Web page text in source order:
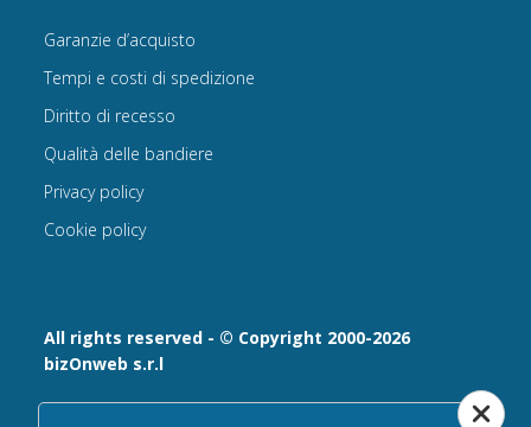
All rights reserved - © Copyright 2000-2026
bizOnweb s.r.l
Via Fratelli Bandiera 18, 25122 - Brescia, Italia
Garanzie d’acquisto
Tempi e costi di spedizione
Diritto di recesso
Qualità delle bandiere
Privacy policy
Cookie policy